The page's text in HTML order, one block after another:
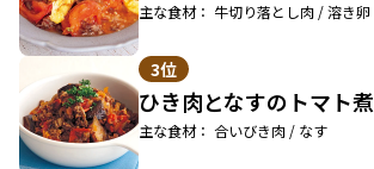
主な食材： 牛切り落とし肉 / 溶き卵
3位
ひき肉となすのトマト煮
主な食材： 合いびき肉 / なす